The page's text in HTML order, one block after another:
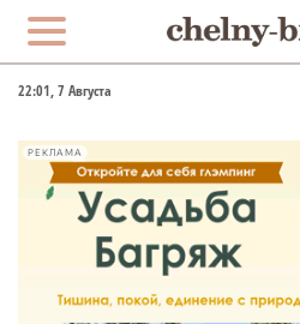
22:01, 7 Августа
РЕКЛАМА